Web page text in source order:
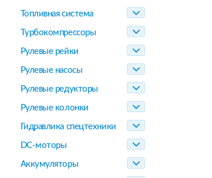
Топливная система
Турбокомпрессоры
Рулевые рейки
Рулевые насосы
Рулевые редукторы
Рулевые колонки
Гидравлика спецтехники
DC-моторы
Аккумуляторы